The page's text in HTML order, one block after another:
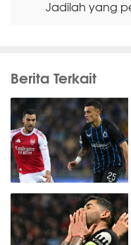
Jadilah yang
Berita Terkait